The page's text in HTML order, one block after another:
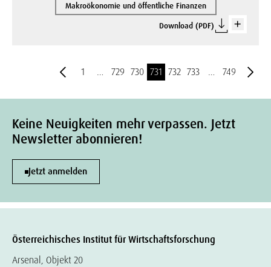
Makroökonomie und öffentliche Finanzen
Download (PDF)
1 … 729 730 731 732 733 … 749
Keine Neuigkeiten mehr verpassen. Jetzt
Newsletter abonnieren!
Jetzt anmelden
Österreichisches Institut für Wirtschaftsforschung
Arsenal, Objekt 20